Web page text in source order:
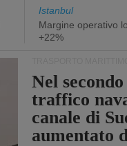
Istanbul
Margine operativo
+22%
Nel
traffico
canale di
aumentato